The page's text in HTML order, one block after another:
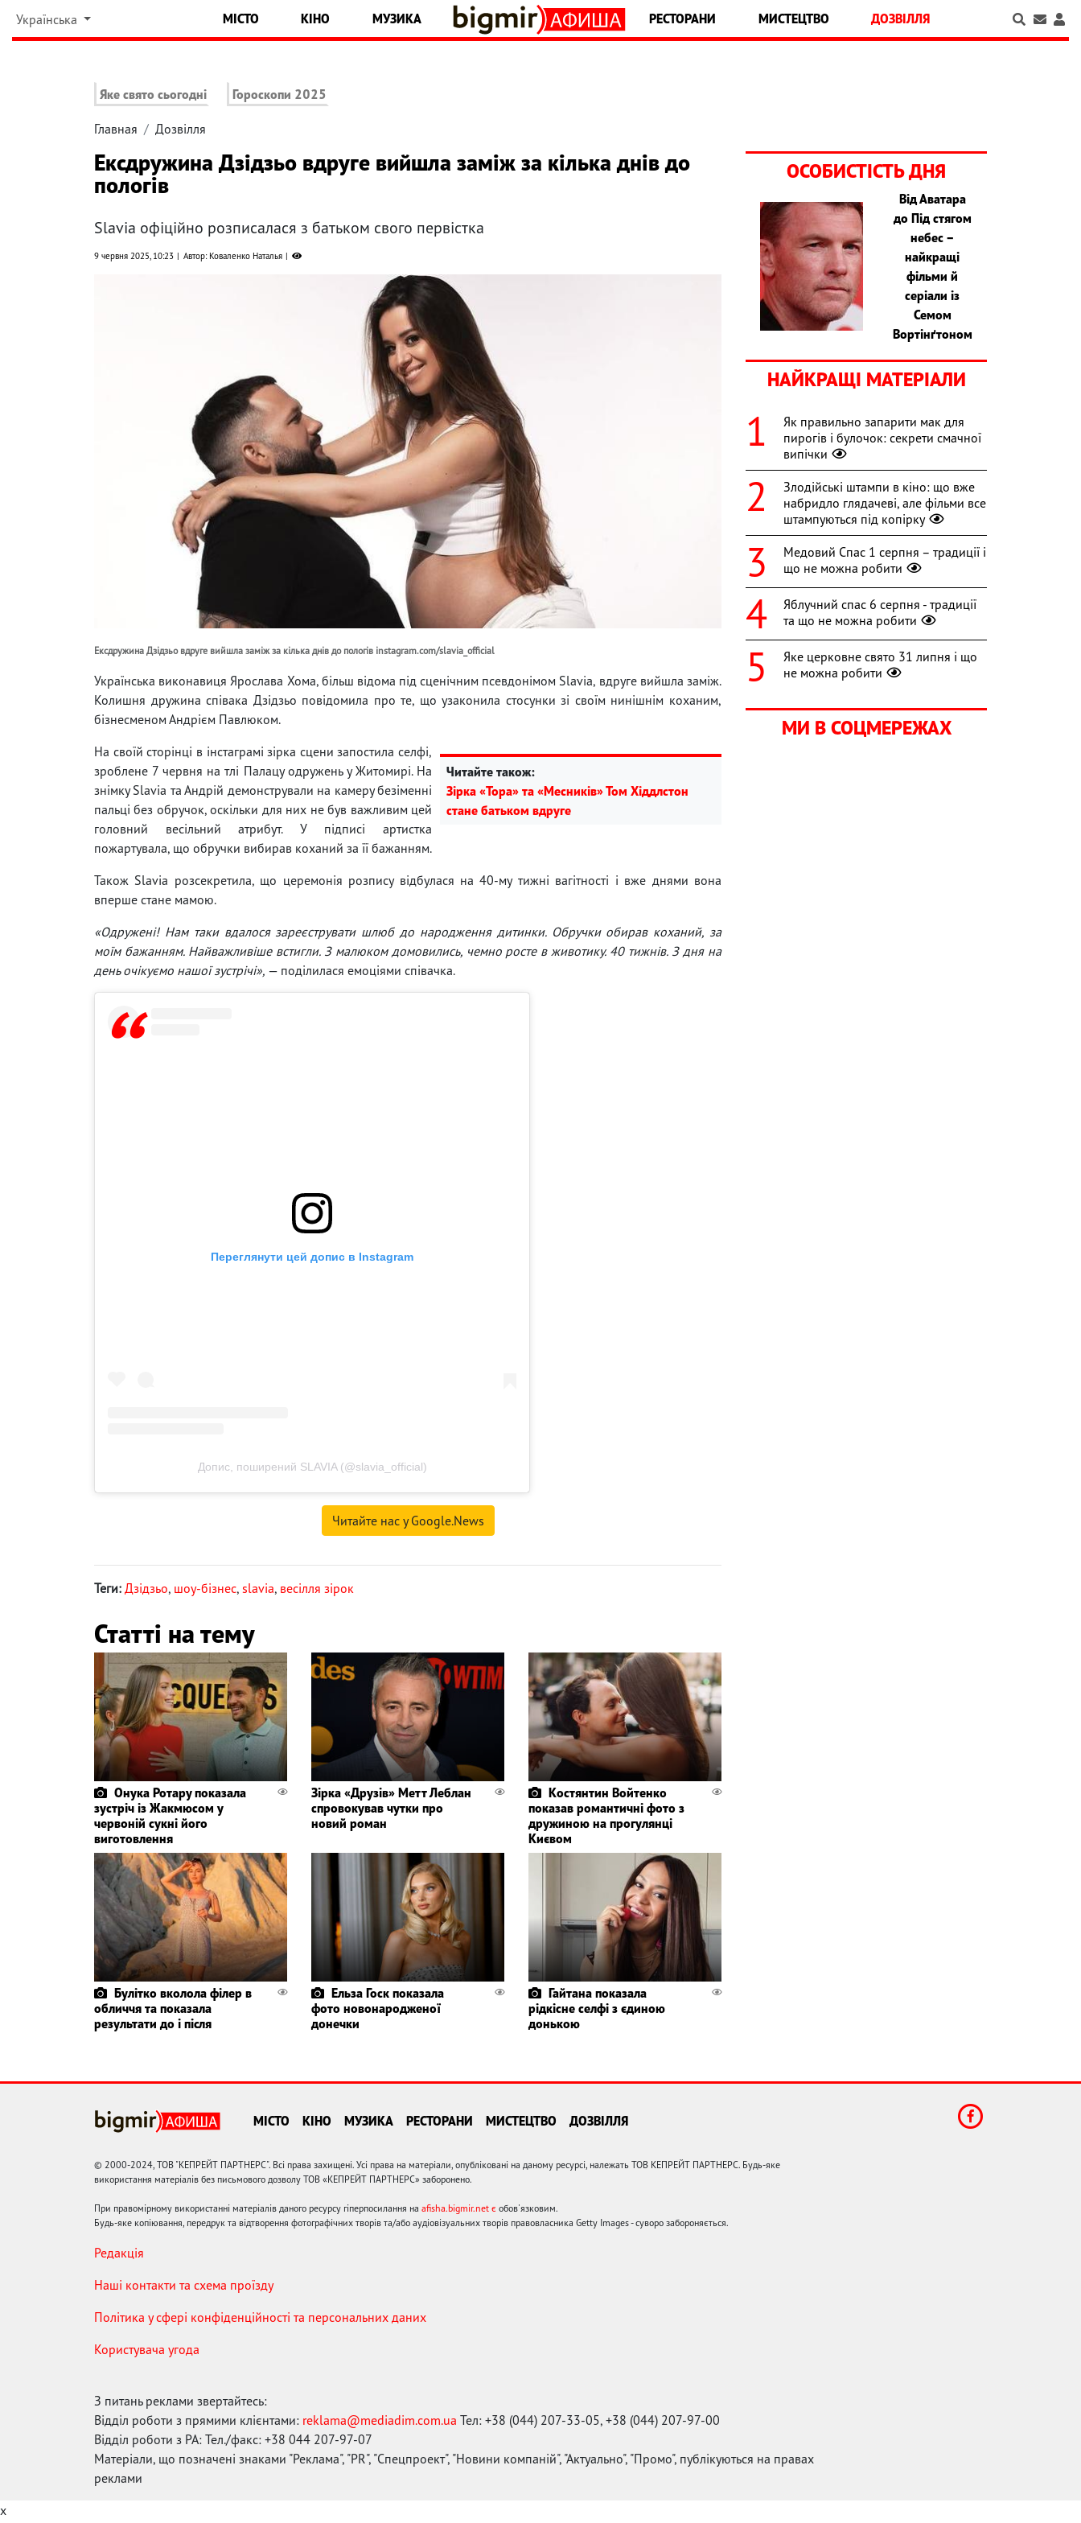
Українська МІСТО КІНО МУЗИКА РЕСТОРАНИ МИСТЕЦТВО ДОЗВІЛЛЯ
Яке свято сьогодні Гороскопи 2025
Главная Дозвілля
Ексдружина Дзідзьо вдруге вийшла заміж за кілька днів до
пологів
Slavia офіційно розписалася з батьком свого первістка
9 червня 2025, 10:23 Автор: Коваленко Наталья
Ексдружина Дзідзьо вдруге вийшла заміж за кілька днів до пологів instagram.com/slavia_official
Українська виконавиця Ярослава Хома, більш відома під сценічним псевдонімом Slavia, вдруге вийшла заміж.
Колишня дружина співака Дзідзьо повідомила про те, що узаконила стосунки зі своїм нинішнім коханим,
бізнесменом Андрієм Павлюком.
Читайте також:
Зірка «Тора» та «Месників» Том Хіддлстон
стане батьком вдруге
На своїй сторінці в інстаграмі зірка сцени запостила селфі,
зроблене 7 червня на тлі Палацу одружень у Житомирі. На
знімку Slavia та Андрій демонстрували на камеру безіменні
пальці без обручок, оскільки для них не був важливим цей
головний весільний атрибут. У підписі артистка
пожартувала, що обручки вибирав коханий за її бажанням.
Також Slavia розсекретила, що церемонія розпису відбулася на 40-му тижні вагітності і вже днями вона
вперше стане мамою.
«Одружені! Нам таки вдалося зареєструвати шлюб до народження дитинки. Обручки обирав коханий, за
моїм бажанням. Найважливіше встигли. З малюком домовились, чемно росте в животику. 40 тижнів. З дня на
день очікуємо нашої зустрічі», — поділилася емоціями співачка.
Переглянути цей допис в Instagram
Допис, поширений SLAVIA (@slavia_official)
Читайте нас у Google.News
Теги: Дзідзьо, шоу-бізнес, slavia, весілля зірок
Статті на тему
Онука Ротару показала
зустріч із Жакмюсом у
червоній сукні його
виготовлення
Зірка «Друзів» Метт Леблан
спровокував чутки про
новий роман
Костянтин Войтенко
показав романтичні фото з
дружиною на прогулянці
Києвом
Булітко вколола філер в
обличчя та показала
результати до і після
Ельза Госк показала
фото новонародженої
донечки
Гайтана показала
рідкісне селфі з єдиною
донькою
ОСОБИСТІСТЬ ДНЯ
Від Аватара
до Під стягом
небес –
найкращі
фільми й
серіали із
Семом
Вортінґтоном
НАЙКРАЩІ МАТЕРІАЛИ
Як правильно запарити мак для
пирогів і булочок: секрети смачної
випічки
Злодійські штампи в кіно: що вже
набридло глядачеві, але фільми все
штампуються під копірку
Медовий Спас 1 серпня – традиції і
що не можна робити
Яблучний спас 6 серпня - традиції
та що не можна робити
Яке церковне свято 31 липня і що
не можна робити
МИ В СОЦМЕРЕЖАХ
МІСТО КІНО МУЗИКА РЕСТОРАНИ МИСТЕЦТВО ДОЗВІЛЛЯ
© 2000-2024, ТОВ "КЕПРЕЙТ ПАРТНЕРС". Всі права захищені. Усі права на матеріали, опубліковані на даному ресурсі, належать ТОВ КЕПРЕЙТ ПАРТНЕРС. Будь-яке
використання матеріалів без письмового дозволу ТОВ «КЕПРЕЙТ ПАРТНЕРС» заборонено.
При правомірному використанні матеріалів даного ресурсу гіперпосилання на afisha.bigmir.net є обов'язковим.
Будь-яке копіювання, передрук та відтворення фотографічних творів та/або аудіовізуальних творів правовласника Getty Images - суворо забороняється.
Редакція
Наші контакти та схема проїзду
Політика у сфері конфіденційності та персональних даних
Користувача угода
З питань реклами звертайтесь:
Відділ роботи з прямими клієнтами: reklama@mediadim.com.ua Тел: +38 (044) 207-33-05, +38 (044) 207-97-00
Відділ роботи з РА: Тел./факс: +38 044 207-97-07
Матеріали, що позначені знаками "Реклама", "PR", "Спецпроект", "Новини компаній", "Актуально", "Промо", публікуються на правах
реклами
x